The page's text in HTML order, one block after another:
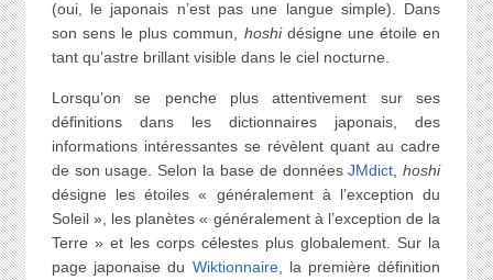
(oui, le japonais n’est pas une langue simple). Dans
son sens le plus commun, hoshidésigne une étoile en
tant qu’astre brillant visible dans le ciel nocturne.
Lorsqu’on se penche plus attentivement sur ses
définitions dans les dictionnaires japonais, des
informations intéressantes se révèlent quant au cadre
de son usage. Selon la base de donnéesJMdict ,hoshi
désigne les étoiles « généralement à l’exception du
Soleil », les planètes « généralement à l’exception de la
Terre » et les corps célestes plus globalement. Sur la
page japonaise du Wiktionnaire, la première définition